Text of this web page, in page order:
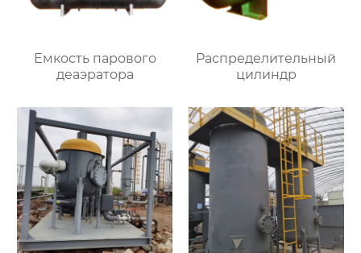
Емкость парового
деаэратора
Распределительный
цилиндр